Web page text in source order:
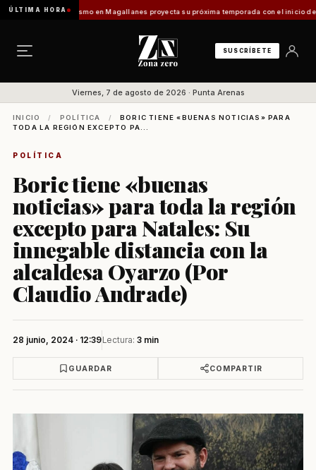
ÚLTIMA HORA
Turismo en Magallanes proyecta su próxima temporada con el inicio de Enprotur
SUSCRÍBETE
Viernes, 7 de agosto de 2026 · Punta Arenas
INICIO / POLÍTICA /
BORIC TIENE «BUENAS NOTICIAS» PARA
TODA LA REGIÓN EXCEPTO PA...
POLÍTICA
Boric tiene «buenas
noticias» para toda la región
excepto para Natales: Su
innegable distancia con la
alcaldesa Oyarzo (Por
Claudio Andrade)
28 junio, 2024 · 12:39Lectura: 3 min
GUARDAR COMPARTIR